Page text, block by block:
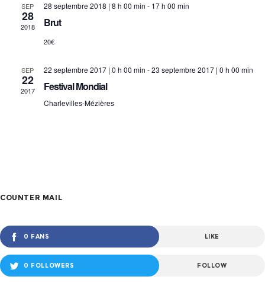
SEP
28
2018
28 septembre 2018 | 8 h 00 min - 17 h 00 min
Brut
20€
SEP
22
2017
22 septembre 2017 | 0 h 00 min -23 septembre 2017 | 0 h 00 min
Festival Mondial
Charlevilles-Mézières
COUNTER MAIL
0 FANS LIKE
0 FOLLOWERS FOLLOW